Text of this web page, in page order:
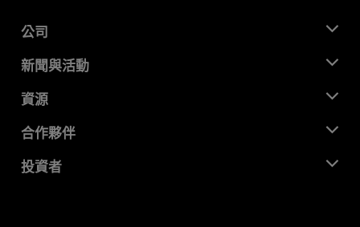
公司
關於 AMD
企業責任
招聘
聯絡我們
新聞與活動
新聞室
媒體庫
資源
開發者中心
案例研究
合作夥伴
AMD 合作夥伴中心
投資者